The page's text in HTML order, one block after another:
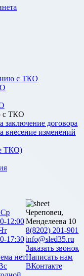
с ТКО
с ТКО
заключение договора
внесение изменений
ТКО)
12:00
17:30
нет
Череповец,
Менделеева 10
8(8202) 201-901
info@sled35.ru
Заказать звонок
Написать нам
ВКонтакте